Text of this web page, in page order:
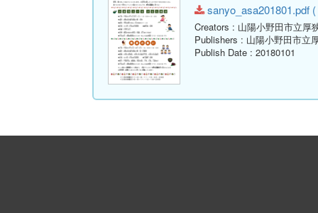
sanyo_asa201801.pdf
Creators : 山陽小野田市立厚
Publishers : 山陽小野田市立
Publish Date : 20180101